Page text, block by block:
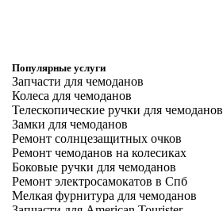
Популярные услуги
Запчасти для чемоданов
Колеса для чемоданов
Телескопические ручки для чемоданов
Замки для чемоданов
Ремонт солнцезащитных очков
Ремонт чемоданов на колесиках
Боковые ручки для чемоданов
Ремонт электросамокатов в Спб
Мелкая фурнитура для чемоданов